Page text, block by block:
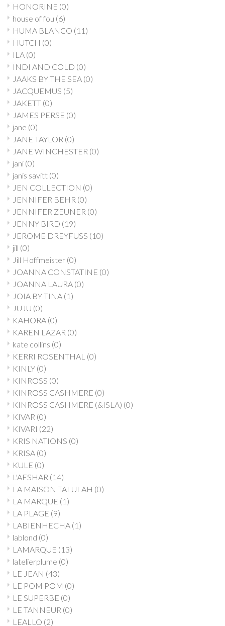
HONORINE (0)
house of fou (6)
HUMA BLANCO (11)
HUTCH (0)
ILA (0)
INDI AND COLD (0)
JAAKS BY THE SEA (0)
JACQUEMUS (5)
JAKETT (0)
JAMES PERSE (0)
jane (0)
JANE TAYLOR (0)
JANE WINCHESTER (0)
jani (0)
janis savitt (0)
JEN COLLECTION (0)
JENNIFER BEHR (0)
JENNIFER ZEUNER (0)
JENNY BIRD (19)
JEROME DREYFUSS (10)
jill (0)
Jill Hoffmeister (0)
JOANNA CONSTATINE (0)
JOANNA LAURA (0)
JOIA BY TINA (1)
JUJU (0)
KAHORA (0)
KAREN LAZAR (0)
kate collins (0)
KERRI ROSENTHAL (0)
KINLY (0)
KINROSS (0)
KINROSS CASHMERE (0)
KINROSS CASHMERE (&ISLA) (0)
KIVAR (0)
KIVARI (22)
KRIS NATIONS (0)
KRISA (0)
KULE (0)
L'AFSHAR (14)
LA MAISON TALULAH (0)
LA MARQUE (1)
LA PLAGE (9)
LABIENHECHA (1)
lablond (0)
LAMARQUE (13)
latelierplume (0)
LE JEAN (43)
LE POM POM (0)
LE SUPERBE (0)
LE TANNEUR (0)
LEALLO (2)